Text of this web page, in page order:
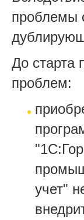
проблемы
До старта
проблем:
учет"